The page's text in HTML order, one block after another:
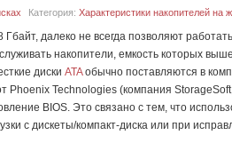
Категория: Характеристики накопителей на
далеко не всегда позволяют
накопители, емкость которых
диски ATAобычно поставляются в
Phoenix Technologies (компания
BIOS. Это связано с тем, что
с дискеты/компакт-диска или при